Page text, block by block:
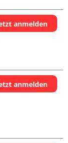
anmelden
anmelden